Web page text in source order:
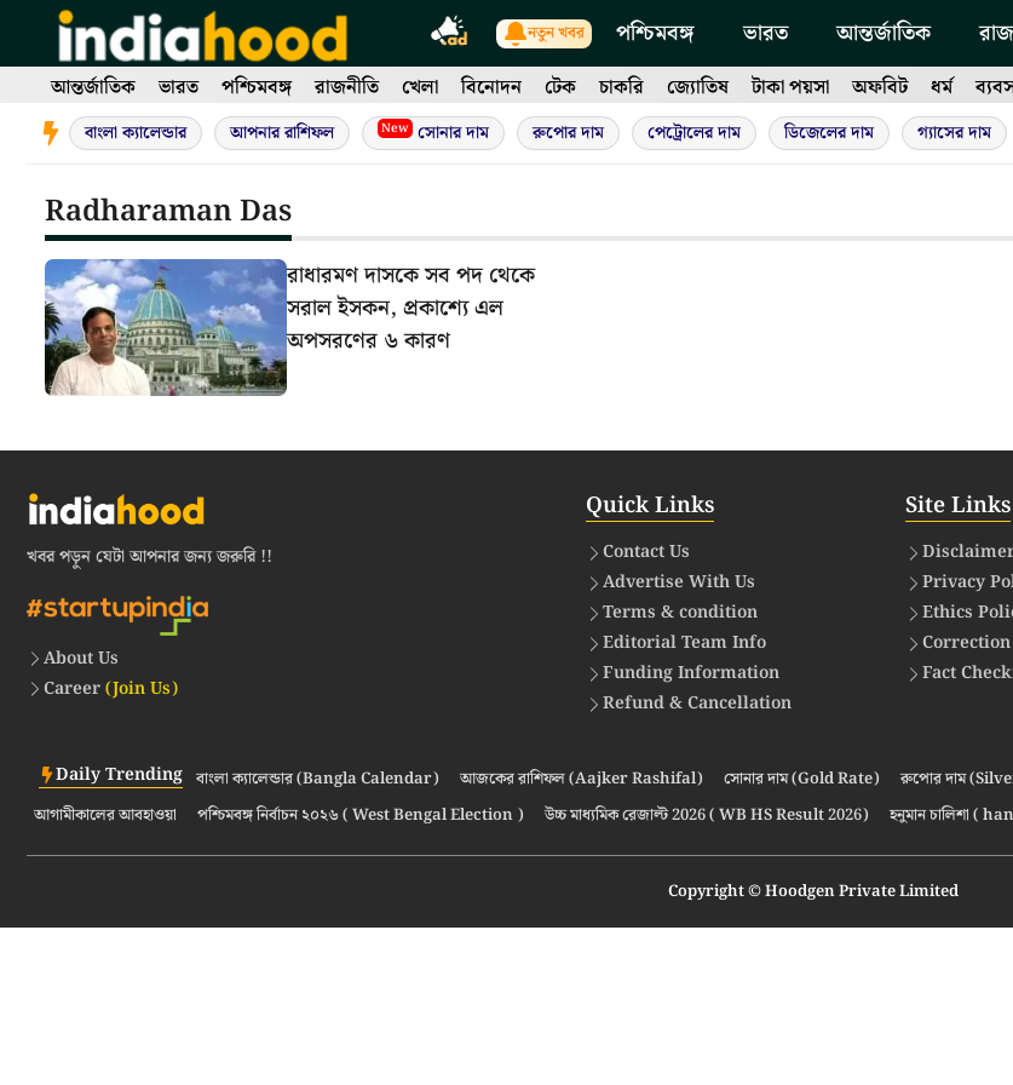
content
নতুন খবর পশ্চিমবঙ্গ ভারত আন্তর্জাতিক
আন্তর্জাতিক ভারত পশ্চিমবঙ্গ রাজনীতি খেলা বিনোদন টেক চাকরি জ্যোতিষ টাকা পয়সা অফবিট ধর্ম
বাংলা ক্যালেন্ডার আপনার রাশিফল New সোনার দাম রুপোর দাম পেট্রোলের দাম ডিজেলের দাম গ্যাসের দাম
Radharaman Das
রাধারমণ দাসকে সব পদ থেকে
সরাল ইসকন, প্রকাশ্যে এল
অপসরণের ৬ কারণ
খবর পড়ুন যেটা আপনার জন্য জরুরি !!
About Us
Career(Join Us)
Quick Links
Contact Us
Advertise With Us
Terms & condition
Editorial Team Info
Funding Information
Refund & Cancellation
Site Links
Privacy
Ethics
Fact
Daily Trending বাংলা ক্যালেন্ডার (Bangla Calendar) আজকের রাশিফল (Aajker Rashifal) সোনার দাম (Gold Rate) রুপোর দাম
আগামীকালের আবহাওয়া
পশ্চিমবঙ্গ নির্বাচন ২০২৬ ( West Bengal Election ) উচ্চ মাধ্যমিক রেজাল্ট 2026 ( WB HS Result 2026) হনুমান চালিশা (
Copyright © Hoodgen Private Limited